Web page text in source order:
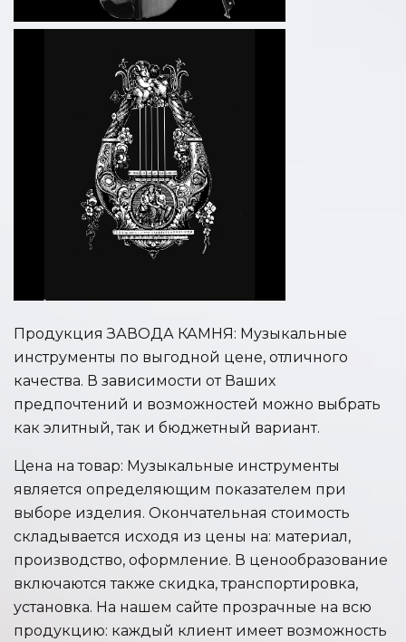
Продукция ЗАВОДА КАМНЯ: Музыкальные
инструменты по выгодной цене, отличного
качества. В зависимости от Ваших
предпочтений и возможностей можно выбрать
как элитный, так и бюджетный вариант.
Цена на товар: Музыкальные инструменты
является определяющим показателем при
выборе изделия. Окончательная стоимость
складывается исходя из цены на: материал,
производство, оформление. В ценообразование
включаются также скидка, транспортировка,
установка. На нашем сайте прозрачные на всю
продукцию: каждый клиент имеет возможность